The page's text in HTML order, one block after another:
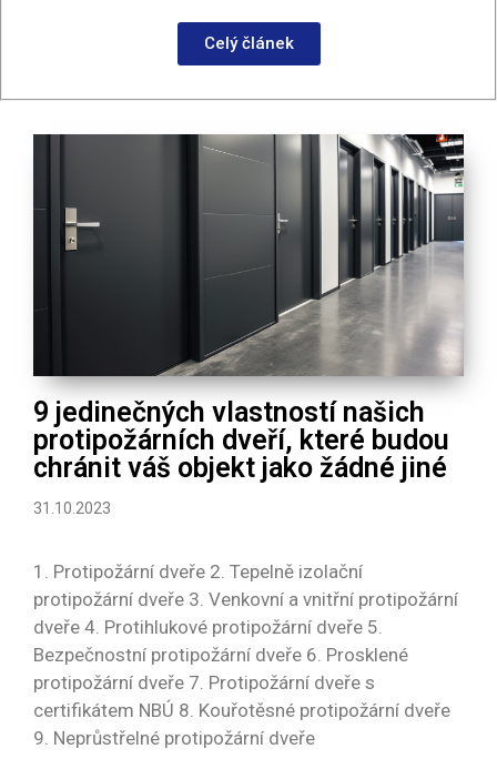
Celý článek
9 jedinečných vlastností našich
protipožárních dveří, které budou
chránit váš objekt jako žádné jiné
31.10.2023
1. Protipožární dveře 2. Tepelně izolační
protipožární dveře 3. Venkovní a vnitřní protipožární
dveře 4. Protihlukové protipožární dveře 5.
Bezpečnostní protipožární dveře 6. Prosklené
protipožární dveře 7. Protipožární dveře s
certifikátem NBÚ 8. Kouřotěsné protipožární dveře
9. Neprůstřelné protipožární dveře